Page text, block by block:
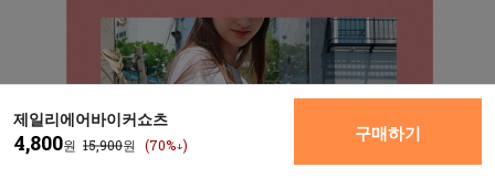
제일리에어바이커쇼츠
4,800원 15,900원 (70%↓)
구매하기